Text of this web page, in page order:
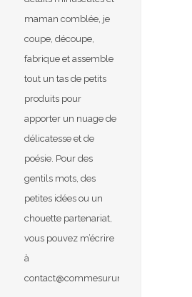
maman comblée, je
coupe, découpe,
fabrique et assemble
tout un tas de petits
produits pour
apporter un nuage de
délicatesse et de
poésie. Pour des
gentils mots, des
petites idées ou un
chouette partenariat,
vous pouvez m’écrire
à
contact@commesurunuage.com